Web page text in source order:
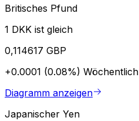
Britisches Pfund
1 DKK ist gleich
0,114617 GBP
+0.0001 (0.08%) Wöchentlich
Diagramm anzeigen
Japanischer Yen